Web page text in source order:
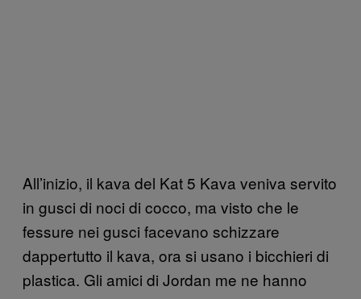
All’inizio, il kava del Kat 5 Kava veniva servito
in gusci di noci di cocco, ma visto che le
fessure nei gusci facevano schizzare
dappertutto il kava, ora si usano i bicchieri di
plastica. Gli amici di Jordan me ne hanno